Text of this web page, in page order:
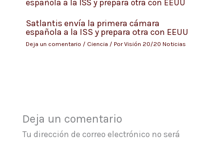
Satlantis envía la primera cámara
española a la ISS y prepara otra con EEUU
Deja un comentario / Ciencia / PorVisión 20/20 Noticias
Deja un comentario
Tu dirección de correo electrónico no será